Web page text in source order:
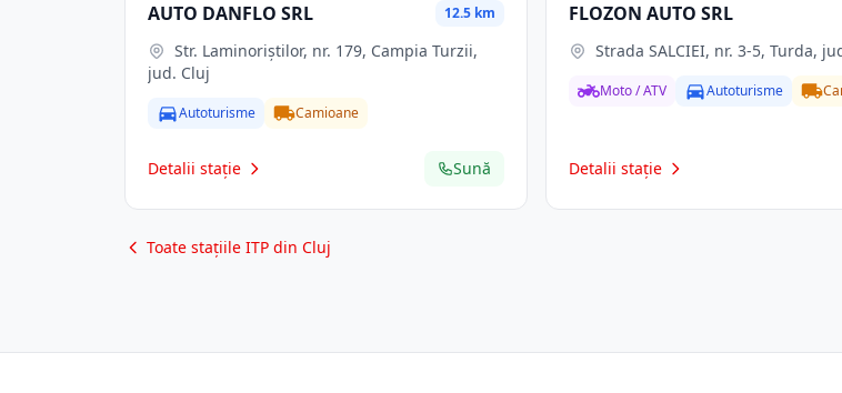
AUTO DANFLO SRL 12.5 km
jud. Cluj
Autoturisme Camioane
Detalii stație Sună
FLOZON AUTO SRL
Strada SALCIEI, nr. 3-5, Turda,
Moto / ATV Autoturisme
Detalii stație
Toate stațiile ITP din Cluj